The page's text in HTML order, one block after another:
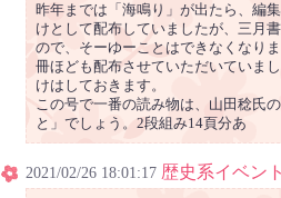
昨年までは「海鳴り」が出たら、編
けとして配布していましたが、三月
ので、そーゆーことはできなくなり
冊ほども配布させていただいていま
けはしておきます。
この号で一番の読み物は、山田稔氏
と」でしょう。2段組み14頁分あ
2021/02/26 18:01:17 歴史系イベン